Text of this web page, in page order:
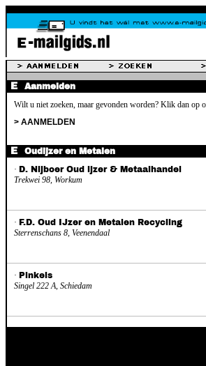
Aanmelden
Wilt u niet zoeken, maar gevonden worden? Klik dan op
> AANMELDEN
Oudijzer en Metalen
· D. Nijboer Oud ijzer & Metaalhandel
Trekwei 98, Workum
· F.D. Oud IJzer en Metalen Recycling
Sterrenschans 8, Veenendaal
· Pinkels
Singel 222 A, Schiedam